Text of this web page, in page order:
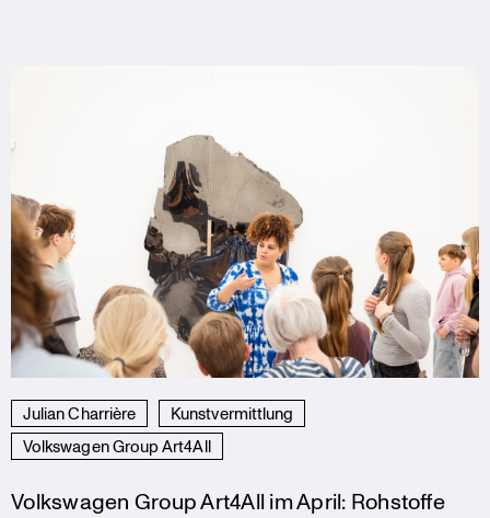
Julian Charrière
Kunstvermittlung
Volkswagen Group Art4All
Volkswagen Group Art4All im April: Rohstoffe